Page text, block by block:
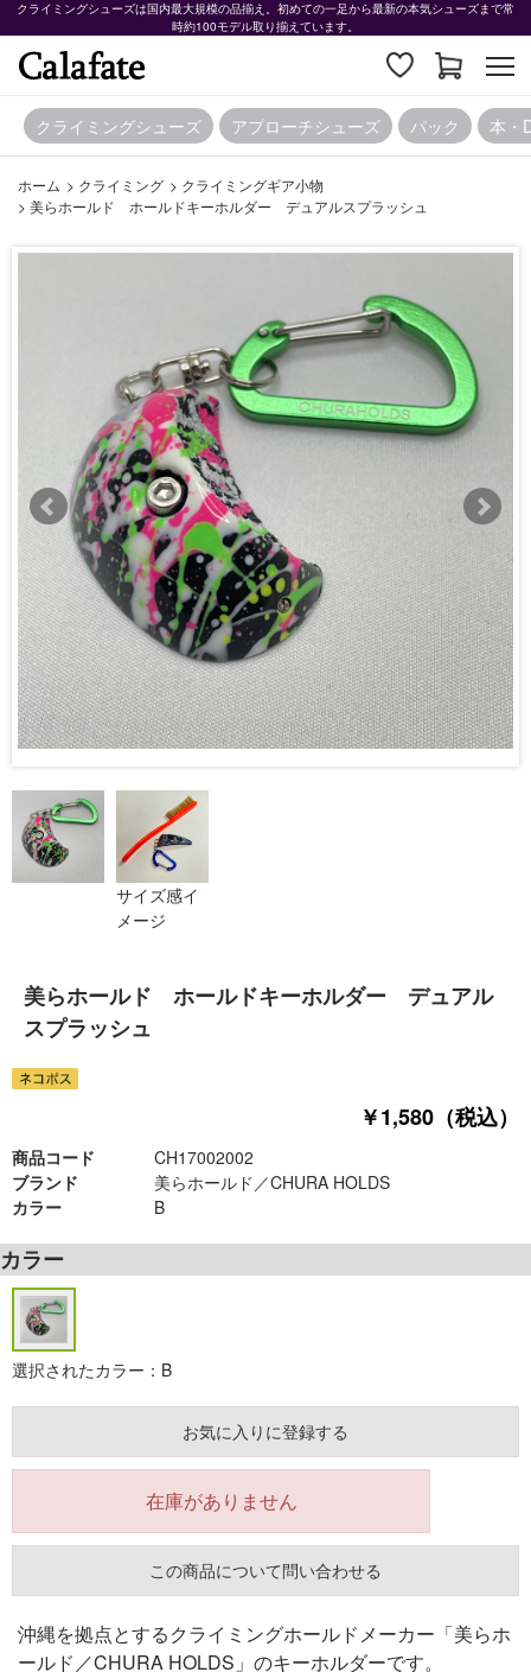
クライミングシューズは国内最大規模の品揃え。初めての一足から最新の本気シューズまで常
時約100モデル取り揃えています。
クライミングシューズ アプローチシューズ パック 本・
ホーム > クライミング > クライミングギア小物
> 美らホールド ホールドキーホルダー デュアルスプラッシュ
サイズ感イ
メージ
美らホールド ホールドキーホルダー デュアル
スプラッシュ
￥1,580（税込）
商品コード
CH17002002
ブランド
美らホールド／CHURA HOLDS
カラー
B
カラー
選択されたカラー：B
お気に入りに登録する
在庫がありません
この商品について問い合わせる
沖縄を拠点とするクライミングホールドメーカー「美らホ
ールド／CHURA HOLDS」のキーホルダーです。